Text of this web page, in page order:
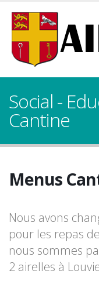
Social -
Cantine
Menus
Nous avons
pour les repas
nous sommes
2 airelles à